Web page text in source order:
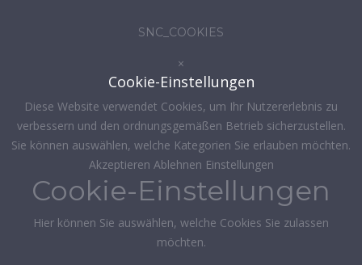
SNC_COOKIES
×
Cookie-Einstellungen
Diese Website verwendet Cookies, um Ihr Nutzererlebnis zu
verbessern und den ordnungsgemäßen Betrieb sicherzustellen.
Sie können auswählen, welche Kategorien Sie erlauben möchten.
Akzeptieren Ablehnen Einstellungen
Cookie-Einstellungen
Hier können Sie auswählen, welche Cookies Sie zulassen
möchten.